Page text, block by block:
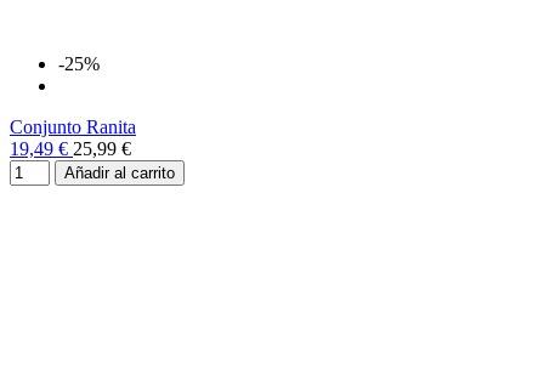
-25%
Conjunto Ranita
19,49 € 25,99 €
Añadir al carrito